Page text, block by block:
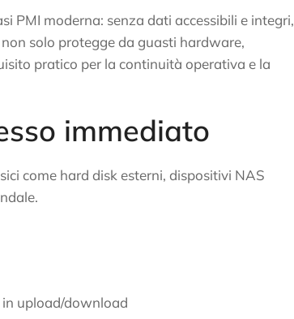
PMI moderna: senza dati accessibili e integri,
solo protegge da guasti hardware,
pratico per la continuità operativa e la
immediato
come hard disk esterni, dispositivi NAS
upload/download